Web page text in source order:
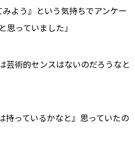
よう』という気持ちでアンケー
っていました」
芸術的センスはないのだろうなと
持っているかなと』思っていたの